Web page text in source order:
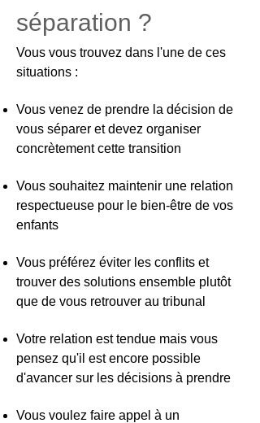
séparation ?
Vous vous trouvez dans l'une de ces
situations :
Vous venez de prendre la décision de
vous séparer et devez organiser
concrètement cette transition
Vous souhaitez maintenir une relation
respectueuse pour le bien-être de vos
enfants
Vous préférez éviter les conflits et
trouver des solutions ensemble plutôt
que de vous retrouver au tribunal
Votre relation est tendue mais vous
pensez qu'il est encore possible
d'avancer sur les décisions à prendre
Vous voulez faire appel à un